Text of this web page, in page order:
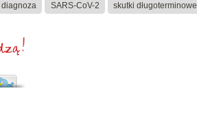
diagnoza SARS-CoV-2 skutki długoterminowe